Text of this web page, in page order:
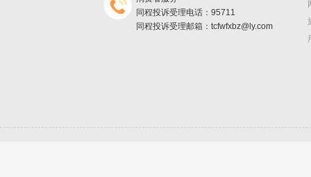
同程投诉受理电话：95711
同程投诉受理邮箱：tcfwfxbz@ly.com